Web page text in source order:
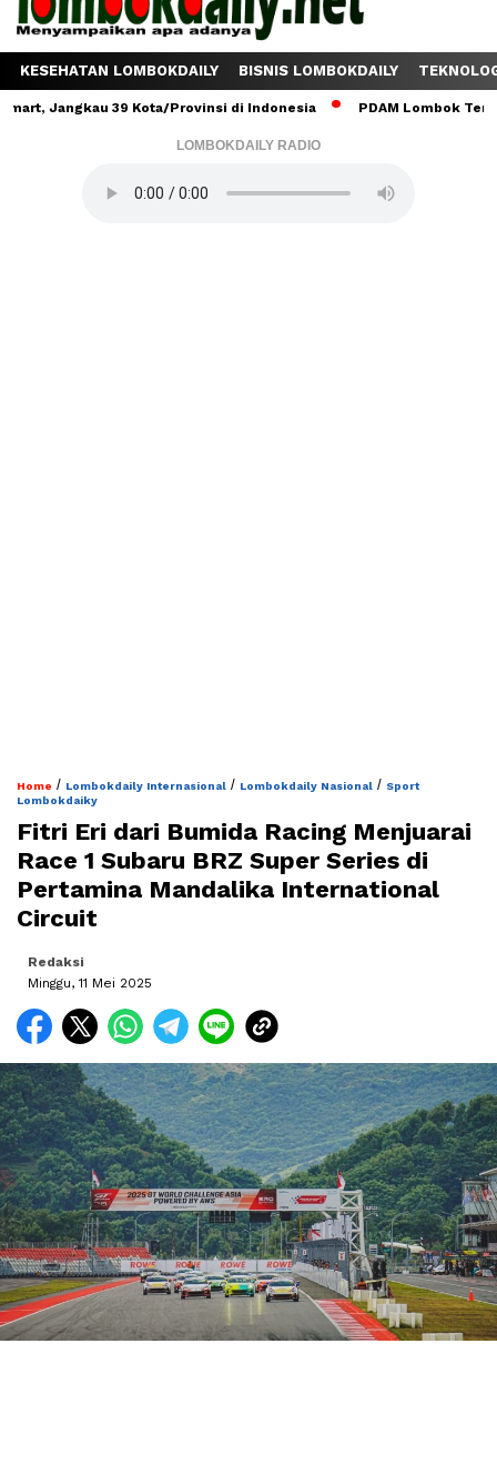
KESEHATAN LOMBOKDAILY BISNIS LOMBOKDAILY
39 Kota/Provinsi di Indonesia PDAM Lombok Tengah
LOMBOKDAILY RADIO
Home / Lombokdaily Internasional / Lombokdaily Nasional / Sport
Lombokdaiky
Fitri Eri dari Bumida Racing Menjuarai
Race 1 Subaru BRZ Super Series di
Pertamina Mandalika International
Circuit
Redaksi
Minggu, 11 Mei 2025